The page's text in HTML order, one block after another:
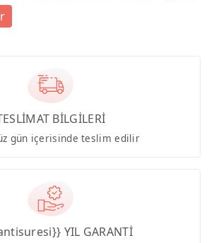
BİLGİLERİ
gün içerisinde teslim edilir
YIL GARANTİ